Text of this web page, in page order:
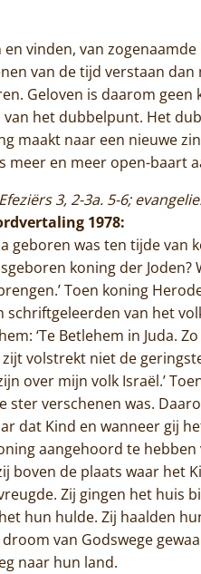
vinden, van
van de tijd verstaan
Geloven is daarom
het dubbelpunt. Het
maakt naar een nieuwe
meer en meer open-baart
3, 2-3a. 5-6;
1978:
geboren was ten tijde
koning der
Toen koning
van het
‘Te Betlehem in Juda.
volstrekt niet de
over mijn volk Israël.’
verschenen was.
dat Kind en wanneer gij
aangehoord te
boven de plaats waar het
Zij gingen het huis
hun hulde. Zij haalden
van Godswege
naar hun land.